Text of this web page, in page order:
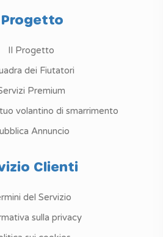
Il Progetto
dei Fiutatori
Premium
volantino di smarrimento
Annuncio
Clienti
del Servizio
sulla privacy